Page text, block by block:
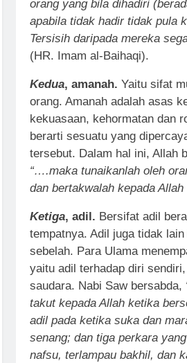
orang yang bila dihadiri
apabila tidak hadir tidak pula
Tersisih daripada mereka
(HR. Imam al-Baihaqi).
Kedua, amanah. Yaitu sifat
orang. Amanah adalah asas
kekuasaan, kehormatan dan
berarti sesuatu yang
tersebut. Dalam hal ini, Allah
“….maka tunaikanlah oleh
dan bertakwalah kepada
Ketiga, adil. Bersifat adil
tempatnya. Adil juga tidak
sebelah. Para Ulama
yaitu adil terhadap diri
saudara. Nabi Saw bersabda,
takut kepada Allah ketika
adil pada ketika suka dan
senang; dan tiga perkara
nafsu, terlampau bakhil, dan